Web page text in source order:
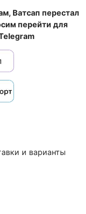
Ватсап перестал
перейти для
и варианты